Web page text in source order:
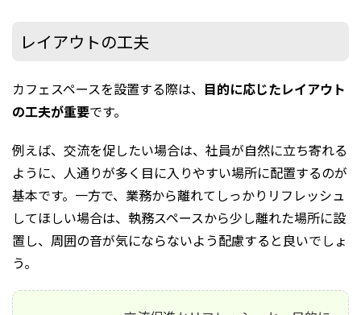
レイアウトの工夫
カフェスペースを設置する際は、 目的に応じたレイアウト
の工夫が重要です。
例えば、交流を促したい場合は、社員が自然に立ち寄れる
ように、人通りが多く目に入りやすい場所に配置するのが
基本です。一方で、業務から離れてしっかりリフレッシュ
してほしい場合は、執務スペースから少し離れた場所に設
置し、周囲の音が気にならないよう配慮すると良いでしょ
う。